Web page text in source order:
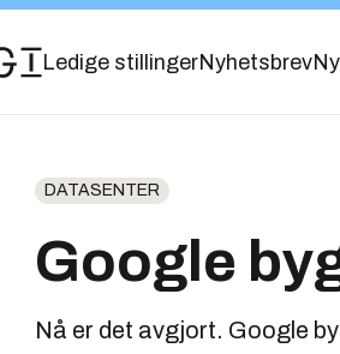
Ledige stillingerNyhetsbrev
DATASENTER
Google
Nå er det avgjort. Google